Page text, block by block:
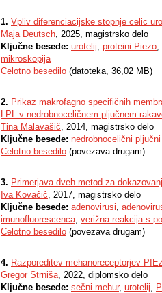
1. Vpliv diferenciacijske stopnje celic
Maja Deutsch, 2025, magistrsko delo
Ključne besede: urotelij, proteini Piezo,
mikroskopija
Celotno besedilo (datoteka, 36,02 MB)
2. Prikaz makrofagno specifičnih
LPL v nedrobnoceličnem pljučnem
Tina Malavašič, 2014, magistrsko delo
Ključne besede: nedrobnocelični
Celotno besedilo (povezava drugam)
3. Primerjava dveh metod za
Iva Kovačič, 2017, magistrsko delo
Ključne besede: adenovirusi,
imunofluorescenca, verižna reakcija s
Celotno besedilo (povezava drugam)
4. Razporeditev mehanoreceptorjev
Gregor Strniša, 2022, diplomsko delo
Ključne besede: sečni mehur, urotelij,